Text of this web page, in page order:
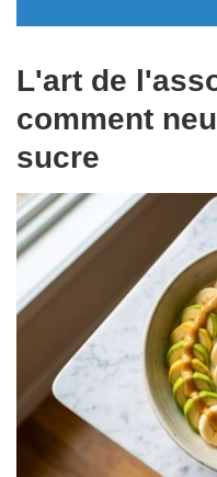
L'art de
comment
sucre